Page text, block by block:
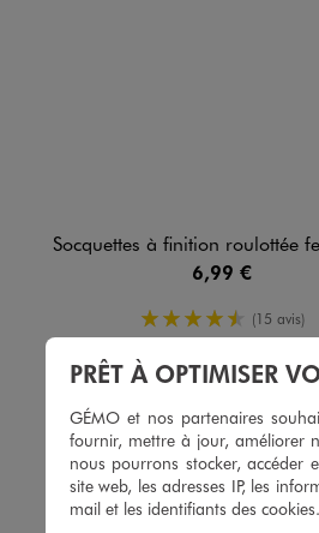
Socquettes à finition roulottée femme
6,99 €
4.5/5 de(15 avis)
Avis vérifié et
Taille bien et
PRÊT À OPTIMISER
GÉMO et nos partenaires
fournir, mettre à jour, améliorer
nous pourrons stocker, accéder
site web, les adresses IP, les
mail et les identifiants des cookies.